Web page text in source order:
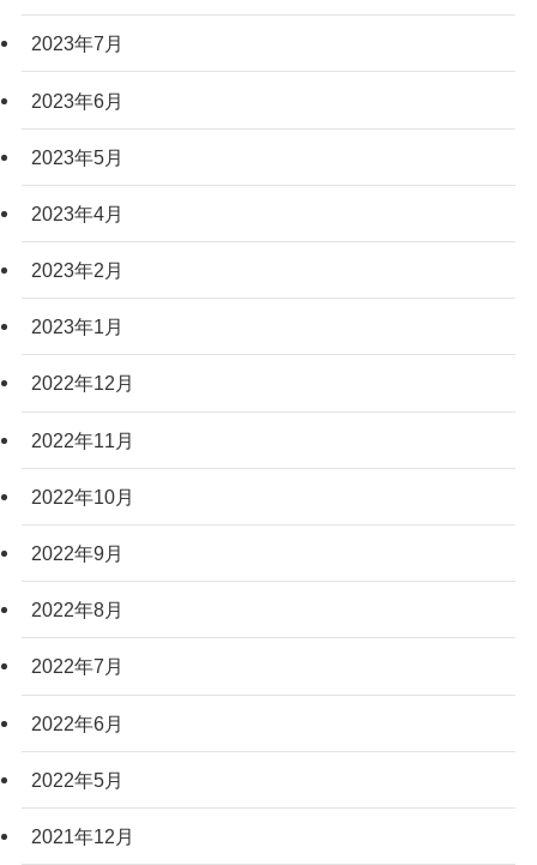
2023年7月
2023年6月
2023年5月
2023年4月
2023年2月
2023年1月
2022年12月
2022年11月
2022年10月
2022年9月
2022年8月
2022年7月
2022年6月
2022年5月
2021年12月